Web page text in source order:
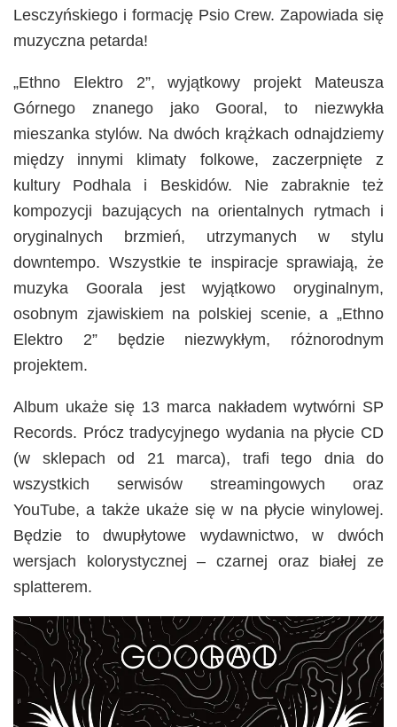
Lesczyńskiego i formację Psio Crew. Zapowiada się
muzyczna petarda!
„Ethno Elektro 2”, wyjątkowy projekt Mateusza
Górnego znanego jako Gooral, to niezwykła
mieszanka stylów. Na dwóch krążkach odnajdziemy
między innymi klimaty folkowe, zaczerpnięte z
kultury Podhala i Beskidów. Nie zabraknie też
kompozycji bazujących na orientalnych rytmach i
oryginalnych brzmień, utrzymanych w stylu
downtempo. Wszystkie te inspiracje sprawiają, że
muzyka Goorala jest wyjątkowo oryginalnym,
osobnym zjawiskiem na polskiej scenie, a „Ethno
Elektro 2” będzie niezwykłym, różnorodnym
projektem.
Album ukaże się 13 marca nakładem wytwórni SP
Records. Prócz tradycyjnego wydania na płycie CD
(w sklepach od 21 marca), trafi tego dnia do
wszystkich serwisów streamingowych oraz
YouTube, a także ukaże się w na płycie winylowej.
Będzie to dwupłytowe wydawnictwo, w dwóch
wersjach kolorystycznej – czarnej oraz białej ze
splatterem.